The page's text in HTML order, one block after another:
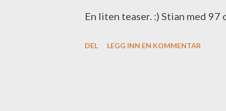
GPSen oppdateres oftere og
En liten teaser. :) Stian med 97
DEL LEGG INN EN KOMMENTAR